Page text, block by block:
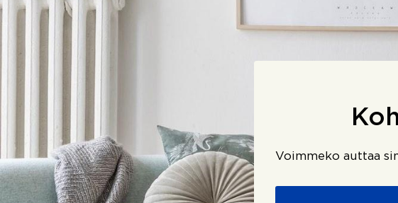
Voimmeko auttaa